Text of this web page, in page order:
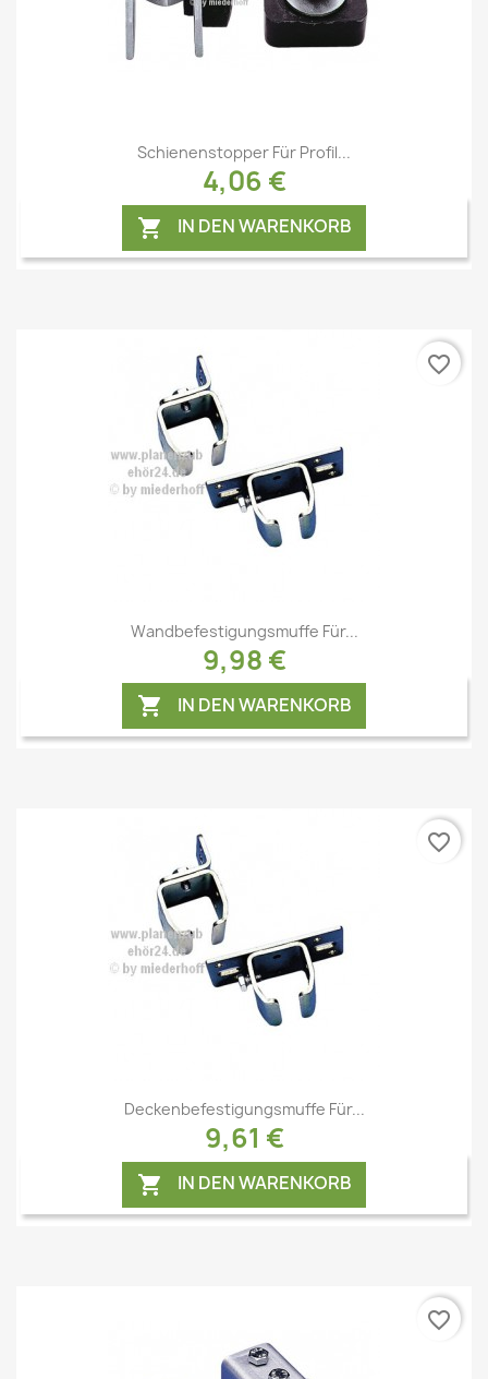
Vorschau
Schienenstopper Für Profil...
4,06 €
 IN DEN WARENKORB
Vorschau
Wandbefestigungsmuffe Für...
9,98 €
 IN DEN WARENKORB
favorite_border
Vorschau
Deckenbefestigungsmuffe Für...
9,61 €
 IN DEN WARENKORB
favorite_border
favorite_border